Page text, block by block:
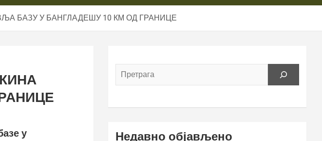
БАЗУ У БАНГЛАДЕШУ 10 КМ ОД ГРАНИЦЕ
у
Недавно објављено